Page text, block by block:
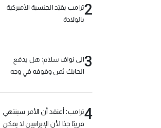
2ترامب يقيّد الجنسية الأميركية
بالولادة
3الى نواف سلام: هل يدفع
الحايك ثمن وقوفه في وجه
4ترامب: أعتقد أن الأمر سينتهي
قريبًا جدًا لأن الإيرانيين لا يمكن